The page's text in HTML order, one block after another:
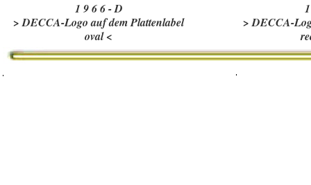
1 9 6 6 - D
> DECCA-Logo auf dem Plattenlabel
oval <
> DECCA-